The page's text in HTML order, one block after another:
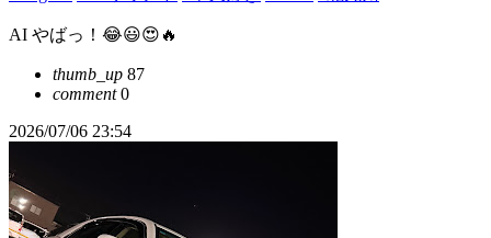
AI やばっ！😂😃😍🔥
thumb_up 87
comment0
2026/07/06 23:54